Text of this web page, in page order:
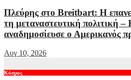
Πλεύρης στο Breitbart: Η
τη μεταναστευτική πολιτική –
αναδημοσίευσε ο Αμερικανός
Αυγ 10, 2026
Κόσμος